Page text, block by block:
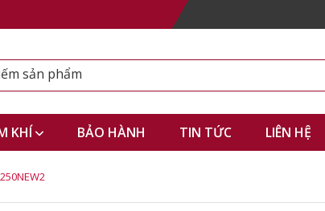
KHÍ BẢO HÀNH TIN TỨC LIÊN HỆ